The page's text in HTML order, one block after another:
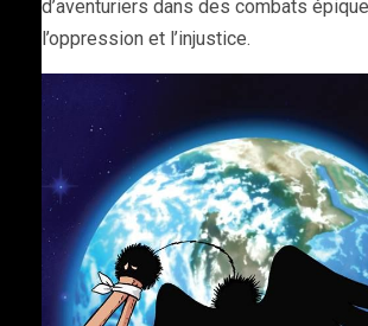
d’aventuriers dans des combats
l’oppression et l’injustice.